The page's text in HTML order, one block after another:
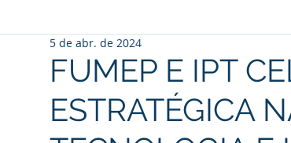
FUMEP E IPT
ESTRATÉGICA
5 de abr. de 2024